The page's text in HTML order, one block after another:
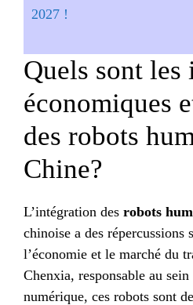
2027 !
Quels sont les
économiques
des robots
Chine?
L’intégration des robots
chinoise a des répercussions
l’économie et le marché du
Chenxia, responsable au
numérique, ces robots sont